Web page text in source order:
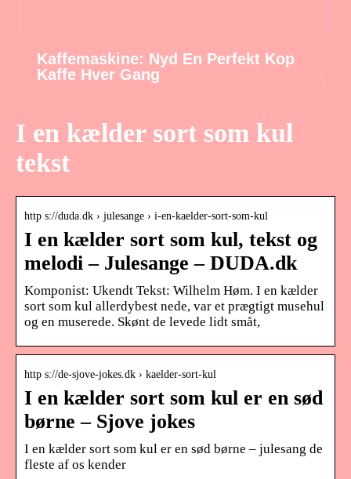
Kaffemaskine: Nyd En Perfekt Kop
Kaffe Hver Gang
I en kælder sort som kul
tekst
http s://duda.dk › julesange › i-en-kaelder-sort-som-kul
I en kælder sort som kul, tekst og
melodi – Julesange – DUDA.dk
Komponist: Ukendt Tekst: Wilhelm Høm. I en kælder
sort som kul allerdybest nede, var et prægtigt musehul
og en muserede. Skønt de levede lidt småt,
http s://de-sjove-jokes.dk › kaelder-sort-kul
I en kælder sort som kul er en sød
børne – Sjove jokes
I en kælder sort som kul er en sød børne – julesang de
fleste af os kender